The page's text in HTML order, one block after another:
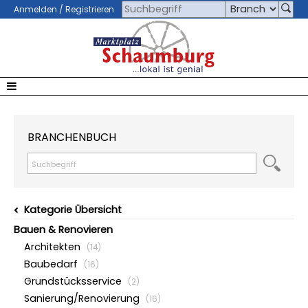
Anmelden / Registrieren
BRANCHENBUCH
Kategorie Übersicht
Bauen & Renovieren
Architekten
(14)
Baubedarf (16)
Grundstücksservice (2)
Sanierung/Renovierung (16)